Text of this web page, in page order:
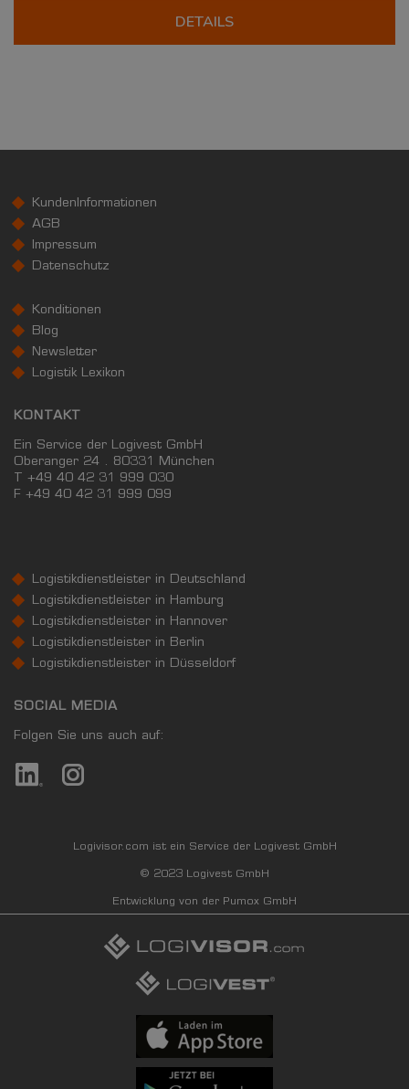
DETAILS
KundenInformationen
AGB
Impressum
Datenschutz
Konditionen
Blog
Newsletter
Logistik Lexikon
KONTAKT
Ein Service der Logivest GmbH
Oberanger 24 . 80331 München
T +49 40 42 31 999 030
F +49 40 42 31 999 099
Logistikdienstleister in Deutschland
Logistikdienstleister in Hamburg
Logistikdienstleister in Hannover
Logistikdienstleister in Berlin
Logistikdienstleister in Düsseldorf
SOCIAL MEDIA
Folgen Sie uns auch auf:
Logivisor.com ist ein Service der Logivest GmbH
© 2023 Logivest GmbH
Entwicklung von der Pumox GmbH